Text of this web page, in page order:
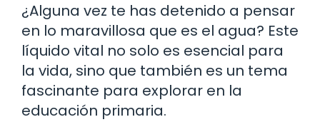
¿Alguna vez te has detenido a pensar
en lo maravillosa que es el agua? Este
líquido vital no solo es esencial para
la vida, sino que también es un tema
fascinante para explorar en la
educación primaria.